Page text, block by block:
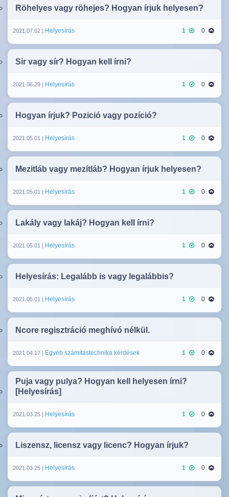
Röhelyes vagy röhejes? Hogyan írjuk helyesen?
2021.07.02 | Helyesírás 1 0
Sir vagy sír? Hogyan kell írni?
2021.06.29 | Helyesírás 1 0
Hogyan írjuk? Pozició vagy pozíció?
2021.05.01 | Helyesírás 1 0
Mezitláb vagy mezítláb? Hogyan írjuk helyesen?
2021.05.01 | Helyesírás 1 0
Lakály vagy lakáj? Hogyan kell írni?
2021.05.01 | Helyesírás 1 0
Helyesírás: Legalább is vagy legalábbis?
2021.05.01 | Helyesírás 1 0
Ncore regisztráció meghívó nélkül.
2021.04.17 | Egyéb számítástechnika kérdések 1 0
Puja vagy pulya? Hogyan kell helyesen írni?
[Helyesírás]
2021.03.25 | Helyesírás 1 0
Liszensz, licensz vagy licenc? Hogyan írjuk?
2021.03.25 | Helyesírás 1 0